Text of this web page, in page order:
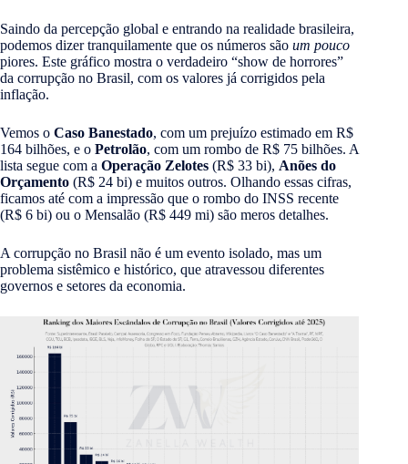
Saindo da percepção global e entrando na realidade brasileira,
podemos dizer tranquilamente que os números são um pouco
piores. Este gráfico mostra o verdadeiro “show de horrores”
da corrupção no Brasil, com os valores já corrigidos pela
inflação.
Vemos o Caso Banestado, com um prejuízo estimado em R$
164 bilhões, e o Petrolão, com um rombo de R$ 75 bilhões. A
lista segue com a Operação Zelotes (R$ 33 bi), Anões do
Orçamento (R$ 24 bi) e muitos outros. Olhando essas cifras,
ficamos até com a impressão que o rombo do INSS recente
(R$ 6 bi) ou o Mensalão (R$ 449 mi) são meros detalhes.
A corrupção no Brasil não é um evento isolado, mas um
problema sistêmico e histórico, que atravessou diferentes
governos e setores da economia.